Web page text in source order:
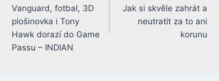
Vanguard, fotbal, 3D
plošinovka i Tony
Hawk dorazí do Game
Passu – INDIAN
Jak si skvěle zahrát a
neutratit za to ani
korunu